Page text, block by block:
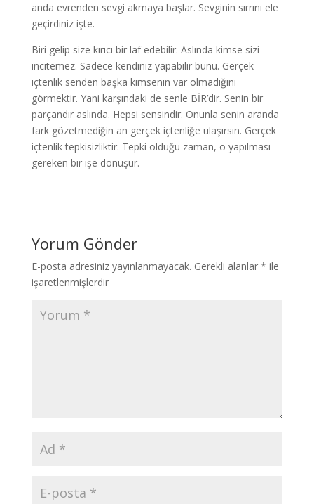
anda evrenden sevgi akmaya başlar. Sevginin sırrını ele
geçirdiniz işte.
Biri gelip size kırıcı bir laf edebilir. Aslında kimse sizi
incitemez. Sadece kendiniz yapabilir bunu. Gerçek
içtenlik senden başka kimsenin var olmadığını
görmektir. Yani karşındaki de senle BİR’dir. Senin bir
parçandır aslında. Hepsi sensindir. Onunla senin aranda
fark gözetmediğin an gerçek içtenliğe ulaşırsın. Gerçek
içtenlik tepkisizliktir. Tepki olduğu zaman, o yapılması
gereken bir işe dönüşür.
Yorum Gönder
E-posta adresiniz yayınlanmayacak. Gerekli alanlar * ile
işaretlenmişlerdir